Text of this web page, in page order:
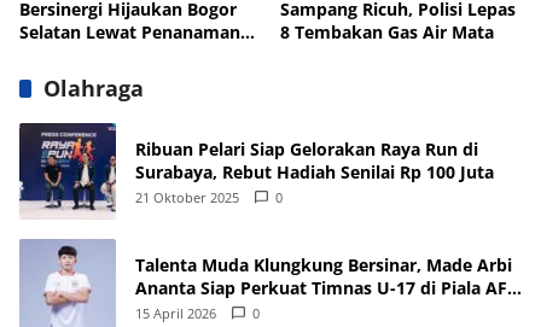
Bersinergi Hijaukan Bogor
Selatan Lewat Penanaman
Sampang Ricuh, Polisi Lepas
8 Tembakan Gas Air Mata
Olahraga
Ribuan Pelari Siap Gelorakan Raya Run di
Surabaya, Rebut Hadiah Senilai Rp 100 Juta
21 Oktober 2025 0
Talenta Muda Klungkung Bersinar, Made Arbi
Ananta Siap Perkuat Timnas U-17 di Piala AFF
dan Asia 2026
15 April 2026 0